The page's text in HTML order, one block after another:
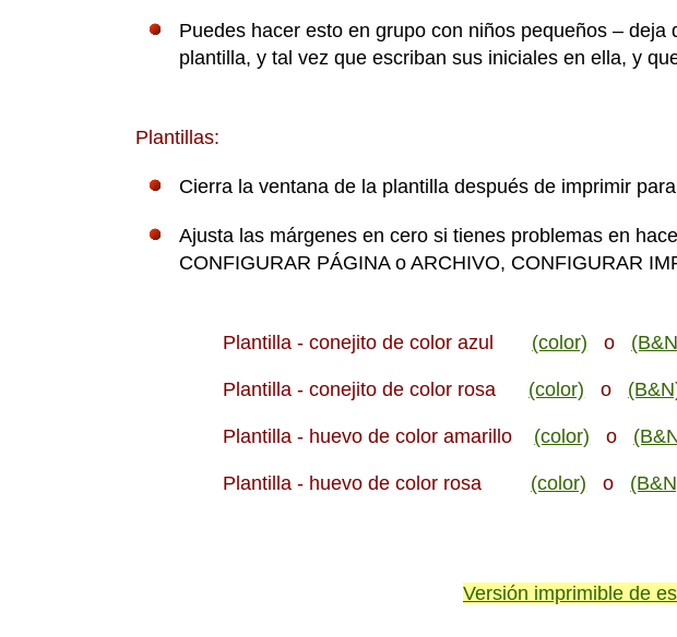
Puedes hacer esto en grupo con niños pequeños –
plantilla, y tal vez que escriban sus iniciales en ella, y
Plantillas:
Cierra la ventana de la plantilla después de imprimir
Ajusta las márgenes en cero si tienes problemas en
CONFIGURAR PÁGINA o ARCHIVO, CONFIGURAR
Plantilla - conejito de color azul (color) o
Plantilla - conejito de color rosa (color) o
Plantilla - huevo de color amarillo (color) o
Plantilla - huevo de color rosa (color) o
Versión imprimible de